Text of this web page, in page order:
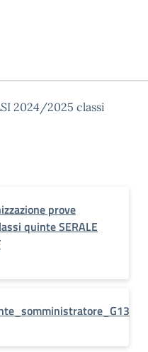
2024/2025 classi
prove
quinte SERALE